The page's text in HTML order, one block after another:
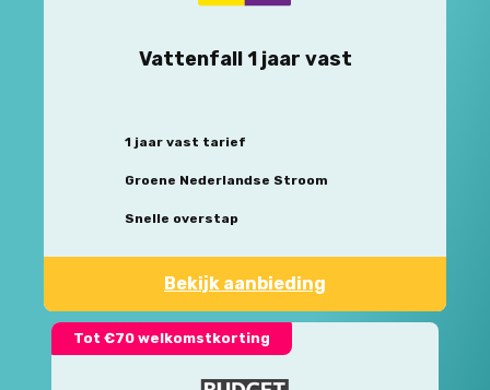
Vattenfall 1 jaar vast
1 jaar vast tarief
Groene Nederlandse Stroom
Snelle overstap
Bekijk aanbieding
Tot €70 welkomstkorting